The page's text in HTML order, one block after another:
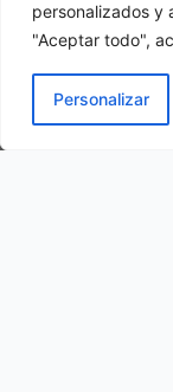
personalizados y
"Aceptar todo",
Personalizar
Dans une